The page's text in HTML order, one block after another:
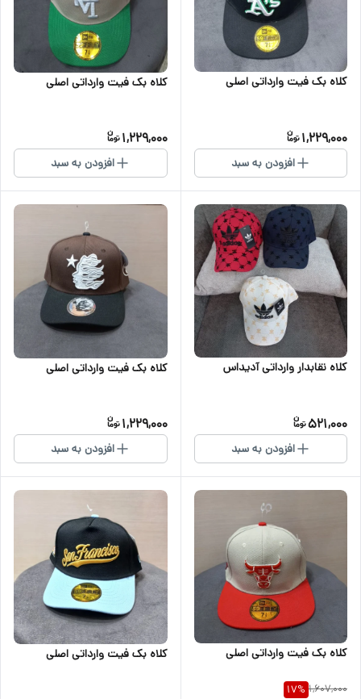
کلاه بک فیت وارداتی اصلی
1,229,000
افزودن به سبد
کلاه بک فیت وارداتی اصلی
1,229,000
افزودن به سبد
کلاه نقابدار وارداتی آدیداس
521,000
افزودن به سبد
کلاه بک فیت وارداتی اصلی
1,229,000
افزودن به سبد
کلاه بک فیت وارداتی اصلی
1,607,000
17%
کلاه بک فیت وارداتی اصلی